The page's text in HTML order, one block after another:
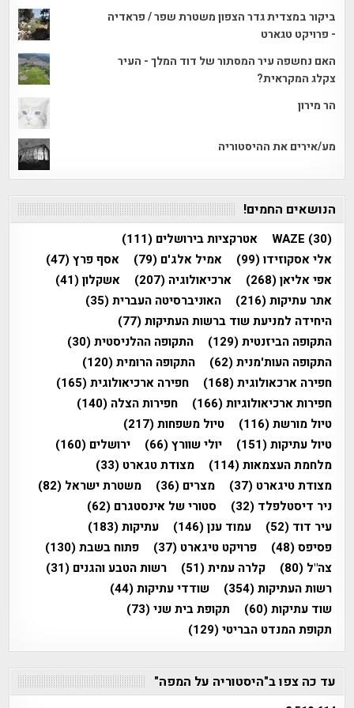
ביקור במצדית גדר הצפון משטרת שפר / פראדיה
- פרויקט טגארט
האם נחשפה עיר המסתור של דוד המלך - העיר
צקלג המקראית?
הר מירון
מע/אירים את ההיסטוריה
הנושאים החמים!
WAZE (30) אטרקציות בירושלים (111)
אלי אסקוזידו(99) אמיל אלג'ם (79) אסף פרץ(47)
אפי אליאן(268) ארכיאולוגיה (207) אשקלון(41)
אתר עתיקות(216) האוניברסיטה העברית(35)
היחידה למניעת שוד ברשות העתיקות(77)
התקופה הביזנטית(129) התקופה ההלניסטית(30)
התקופה העות'מנית(62) התקופה הרומית(120)
חפירה ארכאולוגית(168) חפירה ארכיאולוגית(165)
חפירות ארכיאולוגיות(166) חפירות הצלה (140)
טיול מורשת(116) טיול משפחות(217)
טיול עתיקות(151) יולי שוורץ(66) ירושלים (160)
מלחמת העצמאות(114) מצודת טגארט (33)
מצודת טיגארט (37) מצרים (36) משטרת ישראל (82)
ניר דיסטלפלד (32) סטורי של אינסטגרם (62)
עיר דוד (52) עמוד ענן(146) עתיקות(183)
פסיפס(48) פרויקט טיגארט (37) פתוח בשבת(130)
צה"ל (80) קלרה עמית(51) רשות הטבע והגנים (31)
רשות העתיקות(354) שודדי עתיקות(44)
שוד עתיקות(60) תקופת בית שני(73)
תקופת המנדט הבריטי(129)
עד כה צפו ב"היסטוריה על המפה"